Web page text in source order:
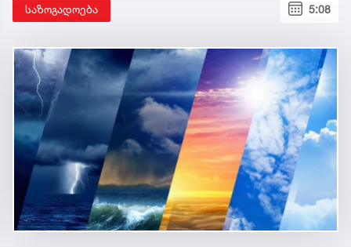
საზოგადოება 5:08